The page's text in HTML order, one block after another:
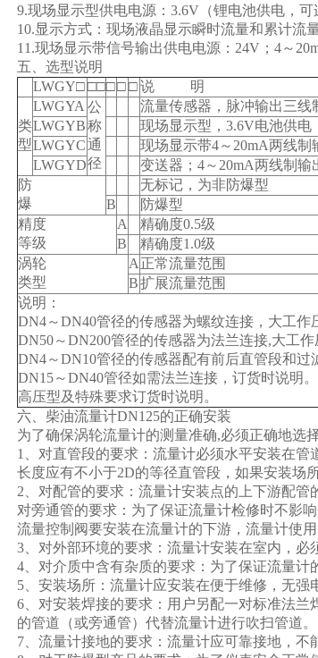
9.现场显示型供电电源：3.6V（锂电池供电，可
10.显示方式：现场液晶显示瞬时流量和累计流量
11.现场显示带信号输出供电电源：24V；4～
五、选型说明
LWGY□□□□□□说 明
类
型
LWGYA 公
称
通
径
流量传感器，脉冲输出三线
LWGYB
现场显示型，3.6V电池供电
LWGYC
现场显示带4～20mA两线制
LWGYD
变送器；4～20mA两线制输
防
爆
无标记，为非防爆型
B
防爆型
精度
等级
A
精确度0.5级
B
精确度1.0级
涡轮
类型
A 正常流量范围
B扩展流量范围
说明：
DN4～DN40管径的传感器为螺纹连接，大工作
DN50～DN200管径的传感器为法兰连接,大工作
DN4～DN10管径的传感器配有前后直管段和过
DN15～DN40管径如需法兰连接，订货时说明。
高压型及特殊要求订货时说明。
六、柴油流量计DN125的正确安装
为了确保涡轮流量计的测量准确,必须正确地选
1
、对直管段的要求：流量计必须水平安装在
长度应有不小于2D的等径直管段，如果安装场
2 、对配管的要求：流量计安装点的上下游配管
对旁通管的要求：为了保证流量计检修时不影
流量控制阀要安装在流量计的下游，流量计使
3 、对外部环境的要求：流量计安装在室内，
4 、对介质中含有杂质的要求：为了保证流量
5 、安装场所：流量计应安装在便于维修，无
6 、对安装焊接的要求：用户另配一对标准法
的管道（或旁通管）代替流量计进行吹扫管道
7 、流量计接地的要求：流量计应可靠接地，不